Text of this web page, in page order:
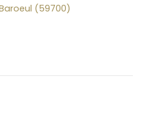
(59700)